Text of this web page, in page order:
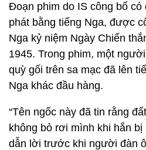
Đoạn phim do IS công bố
phát bằng tiếng Nga, được
Nga kỷ niệm Ngày Chiến
1945. Trong phim, một
quỳ gối trên sa mạc đã lên
Nga khác đầu hàng.
“Tên ngốc này đã tin rằng
không bỏ rơi mình khi hắn bị
dẫn lời trước khi người đàn